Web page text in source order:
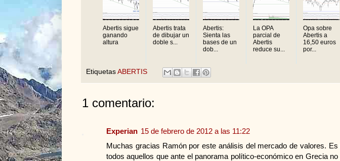
Abertis sigue
ganando
altura
Abertis trata
de dibujar un
doble s...
Abertis:
Sienta las
bases de un
dob...
La OPA
parcial de
Abertis
reduce su...
Opa sobre
Abertis a
16,50 euros
por...
Etiquetas ABERTIS
1 comentario:
Experian 15 de febrero de 2012 a las 11:22
Muchas gracias Ramón por este análisis del mercado de valores.
todos aquellos que ante el panorama político-económico en Grecia